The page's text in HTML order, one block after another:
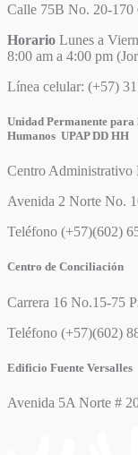
Calle 75B No. 20-170
Horario Lunes a
8:00 am a 4:00 pm
Línea celular: (+57)
Unidad Permanente para
Humanos UPAP DD HH
Centro
Avenida 2 Norte No.
Teléfono (+57)(602)
Centro de Conciliación
Carrera 16 No.15-75
Teléfono (+57)(602)
Edificio Fuente Versalles
Avenida 5A Norte #